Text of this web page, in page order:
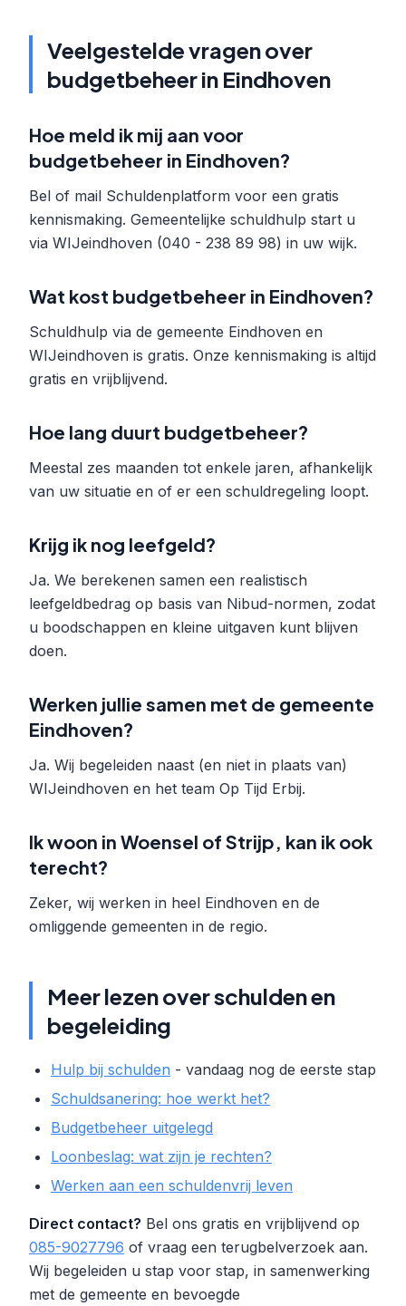
Veelgestelde vragen over
budgetbeheer in Eindhoven
Hoe meld ik mij aan voor
budgetbeheer in Eindhoven?
Bel of mail Schuldenplatform voor een gratis
kennismaking. Gemeentelijke schuldhulp start u
via WIJeindhoven (040 - 238 89 98) in uw wijk.
Wat kost budgetbeheer in Eindhoven?
Schuldhulp via de gemeente Eindhoven en
WIJeindhoven is gratis. Onze kennismaking is altijd
gratis en vrijblijvend.
Hoe lang duurt budgetbeheer?
Meestal zes maanden tot enkele jaren, afhankelijk
van uw situatie en of er een schuldregeling loopt.
Krijg ik nog leefgeld?
Ja. We berekenen samen een realistisch
leefgeldbedrag op basis van Nibud-normen, zodat
u boodschappen en kleine uitgaven kunt blijven
doen.
Werken jullie samen met de gemeente
Eindhoven?
Ja. Wij begeleiden naast (en niet in plaats van)
WIJeindhoven en het team Op Tijd Erbij.
Ik woon in Woensel of Strijp, kan ik ook
terecht?
Zeker, wij werken in heel Eindhoven en de
omliggende gemeenten in de regio.
Meer lezen over schulden en
begeleiding
Hulp bij schulden - vandaag nog de eerste stap
Schuldsanering: hoe werkt het?
Budgetbeheer uitgelegd
Loonbeslag: wat zijn je rechten?
Werken aan een schuldenvrij leven
Direct contact? Bel ons gratis en vrijblijvend op
085-9027796 of vraag een terugbelverzoek aan.
Wij begeleiden u stap voor stap, in samenwerking
met de gemeente en bevoegde